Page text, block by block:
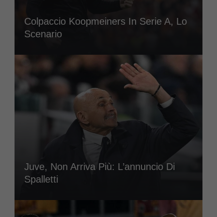
Colpaccio Koopmeiners In Serie A, Lo
Scenario
Juve, Non Arriva Più: L’annuncio Di
Spalletti